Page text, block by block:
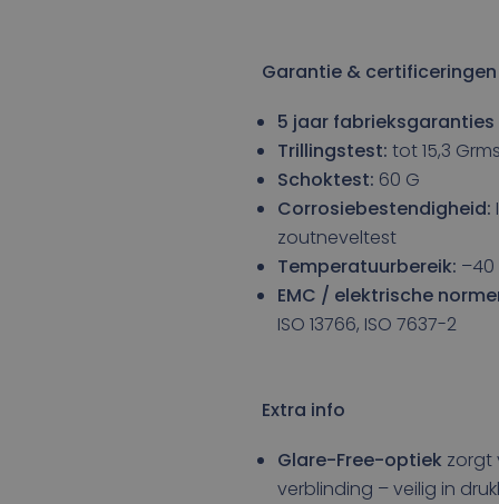
Garantie & certificeringen
5 jaar fabrieksgaranties
Trillingstest: tot 15,3
Schoktest: 60 G
Corrosiebestendigheid:
zoutneveltest
Temperatuurbereik: –40
EMC / elektrische
ISO 13766, ISO 7637-2
Extra info
Glare-Free-optiek zorgt
verblinding – veilig in